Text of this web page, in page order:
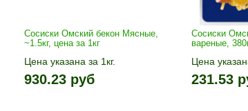
Сосиски Омский бекон Мясные,
~1.5кг, цена за 1кг
Цена указана за 1кг.
1кг прибавляется кнопками «+»
и «-». Выбрав количество,
930.23 руб
Сосиски
вареные,
Цена
1шт
и «-».
231.53